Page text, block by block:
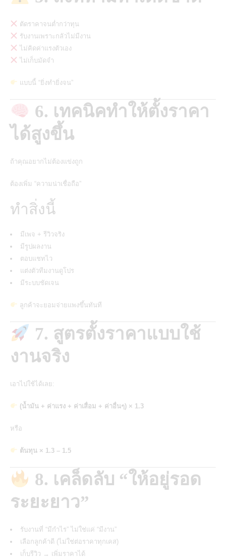
ตัดราคาจนต่ำกว่าทุน
รับงานเพราะกลัวไม่มีงาน
ไม่คิดค่าแรงตัวเอง
ไม่เก็บมัดจำ
แบบนี้ “ยิ่งทำยิ่งจน”
6. เทคนิคทำให้ตั้งราคา
ได้สูงขึ้น
ถ้าคุณอยากไม่ต้องแข่งถูก
ต้องเพิ่ม “ความน่าเชื่อถือ”
ทำสิ่งนี้
มีเพจ + รีวิวจริง
มีรูปผลงาน
ตอบแชทไว
แต่งตัวทีมงานดูโปร
มีระบบชัดเจน
ลูกค้าจะยอมจ่ายแพงขึ้นทันที
7. สูตรตั้งราคาแบบใช้
งานจริง
เอาไปใช้ได้เลย:
(น้ำมัน + ค่าแรง + ค่าเสื่อม + ค่าอื่นๆ) × 1.3
หรือ
ต้นทุน × 1.3 – 1.5
8. เคล็ดลับ “ให้อยู่รอด
ระยะยาว”
รับงานที่ “มีกำไร” ไม่ใช่แค่ “มีงาน”
เลือกลูกค้าดี (ไม่ใช่ต่อราคาทุกเคส)
เก็บรีวิว → เพิ่มราคาได้